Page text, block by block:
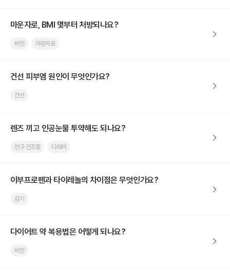
마운자로, BMI 몇부터 처방되나요?
비만 마운자로
건선 피부염 원인이 무엇인가요?
건선
렌즈 끼고 인공눈물 투약해도 되나요?
안구 건조증 다래끼
이부프로펜과 타이레놀의 차이점은 무엇인가요?
감기
다이어트 약 복용법은 어떻게 되나요?
비만